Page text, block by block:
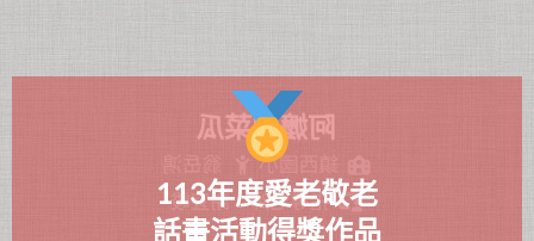
113年度愛老敬老
話畫活動得獎作品
阿嬤的菜瓜
鎮西國小
指導老師：謝宜峻